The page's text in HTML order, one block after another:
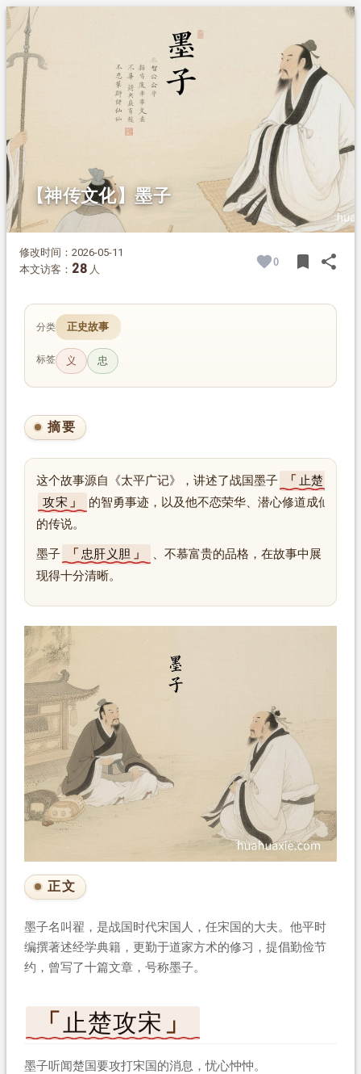
摘要
正文
2.2.
【神传文化】墨子
修改时间：2026-05-11
本文访客： 28 人
0 bookmark share
分类 正史故事
标签 义 忠
摘要
这个故事源自《太平广记》，讲述了战国墨子
止楚
攻宋
的智勇事迹，以及他不恋荣华、潜心修道成仙
的传说。
墨子 忠肝义胆
、不慕富贵的品格，在故事中展
现得十分清晰。
正文
墨子名叫翟，是战国时代宋国人，任宋国的大夫。他平时
编撰著述经学典籍，更勤于道家方术的修习，提倡勤俭节
约，曾写了十篇文章，号称墨子。
止楚攻宋
墨子听闻楚国要攻打宋国的消息，忧心忡忡。